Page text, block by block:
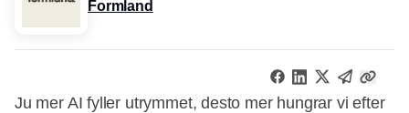
Formland
Ju mer AI fyller utrymmet, desto mer hungrar vi efter